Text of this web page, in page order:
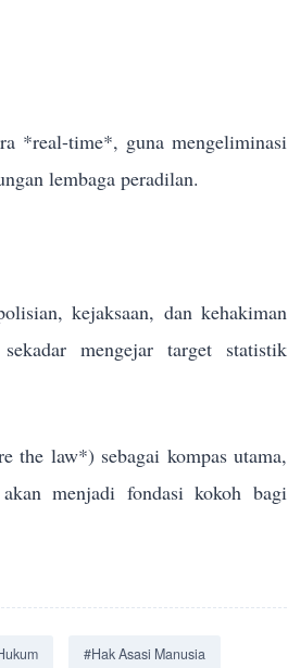
*real-time*, guna mengeliminasi
lembaga peradilan.
kejaksaan, dan kehakiman
mengejar target statistik
the law*) sebagai kompas utama,
menjadi fondasi kokoh bagi
#Hak Asasi Manusia